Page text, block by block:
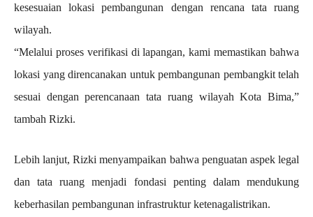
kesesuaian lokasi pembangunan dengan rencana tata ruang
wilayah.
“Melalui proses verifikasi di lapangan, kami memastikan bahwa
lokasi yang direncanakan untuk pembangunan pembangkit telah
sesuai dengan perencanaan tata ruang wilayah Kota Bima,”
tambah Rizki.
Lebih lanjut, Rizki menyampaikan bahwa penguatan aspek legal
dan tata ruang menjadi fondasi penting dalam mendukung
keberhasilan pembangunan infrastruktur ketenagalistrikan.